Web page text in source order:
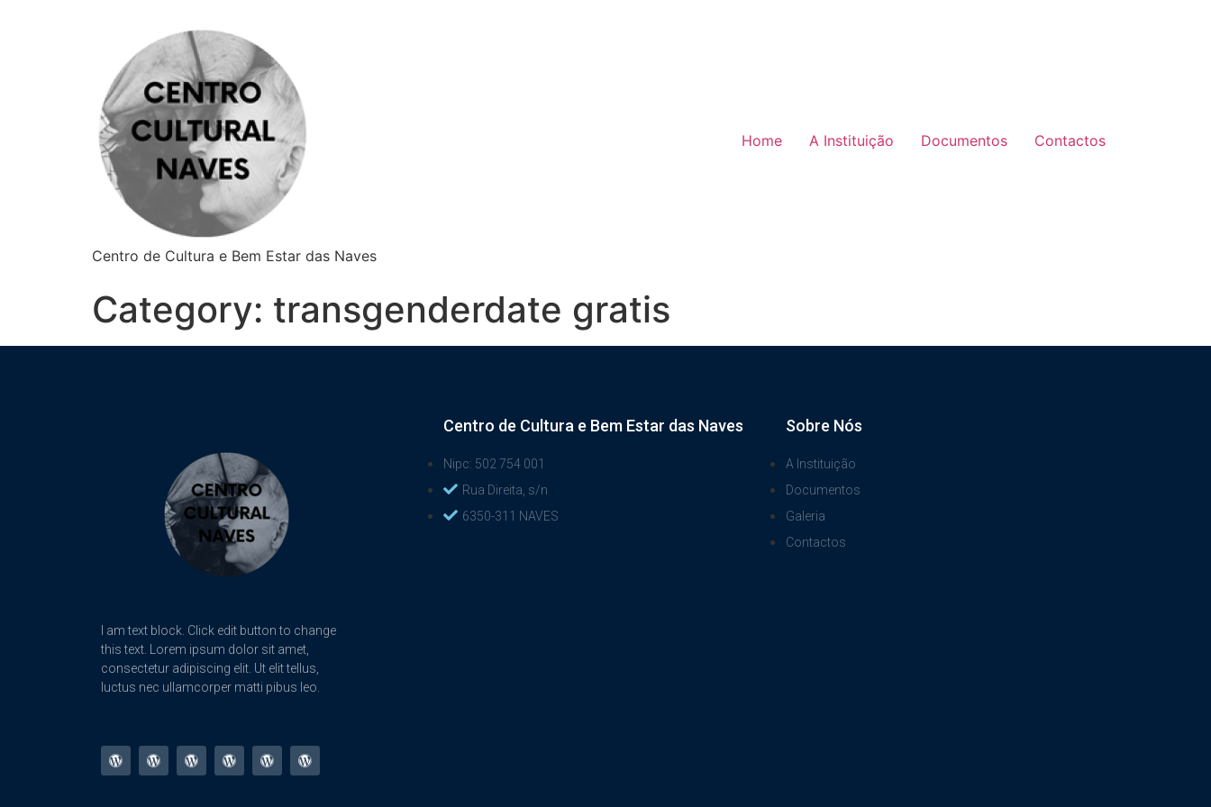
Centro de Cultura e Bem Estar das Naves
Home A Instituição Documentos Contactos
Category: transgenderdate gratis
I am text block. Click edit button to change
this text. Lorem ipsum dolor sit amet,
consectetur adipiscing elit. Ut elit tellus,
luctus nec ullamcorper matti pibus leo.
Centro de Cultura e Bem Estar das Naves
Nipc: 502 754 001
Rua Direita, s/n
6350-311 NAVES
Sobre Nós
A Instituição
Documentos
Galeria
Contactos